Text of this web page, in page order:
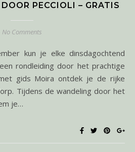
PECCIOLI – GRATIS
No Comments
rondleiding door het prachtige
gids Moira ontdek je de rijke
Tijdens de wandeling door het
je…